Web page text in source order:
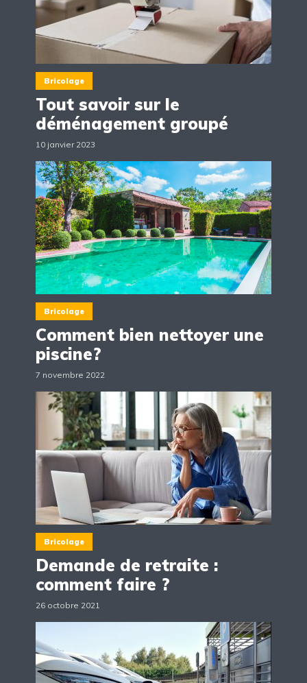
Bricolage
Tout savoir sur le
déménagement groupé
10 janvier 2023
Bricolage
Comment bien nettoyer une
piscine?
7 novembre 2022
Bricolage
Demande de retraite :
comment faire ?
26 octobre 2021